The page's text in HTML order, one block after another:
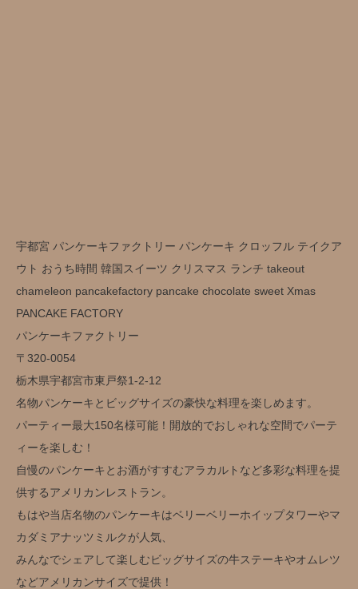
宇都宮 パンケーキファクトリー パンケーキ クロッフル テイクア
ウト おうち時間 韓国スイーツ クリスマス ランチ takeout
chameleon pancakefactory pancake chocolate sweet Xmas
PANCAKE FACTORY
パンケーキファクトリー
〒320-0054
栃木県宇都宮市東戸祭1-2-12
名物パンケーキとビッグサイズの豪快な料理を楽しめます。
パーティー最大150名様可能！開放的でおしゃれな空間でパーテ
ィーを楽しむ！
自慢のパンケーキとお酒がすすむアラカルトなど多彩な料理を提
供するアメリカンレストラン。
もはや当店名物のパンケーキはベリーベリーホイップタワーやマ
カダミアナッツミルクが人気、
みんなでシェアして楽しむビッグサイズの牛ステーキやオムレツ
などアメリカンサイズで提供！